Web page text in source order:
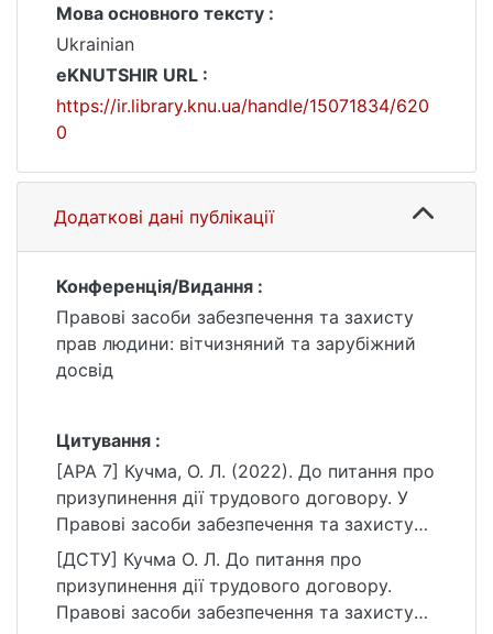
Мова основного тексту :
Ukrainian
eKNUTSHIR URL :
https://ir.library.knu.ua/handle/15071834/620
0
Додаткові дані публікації
Конференція/Видання :
Правові засоби забезпечення та захисту
прав людини: вітчизняний та зарубіжний
досвід
Цитування :
[APA 7] Кучма, О. Л. (2022). До питання про
призупинення дії трудового договору. У
Правові засоби забезпечення та захисту
прав людини: вітчизняний та зарубіжний
досвід.
https://ir.library.knu.ua/handle/15071834/620
[ДСТУ] Кучма О. Л. До питання про
призупинення дії трудового договору.
Правові засоби забезпечення та захисту